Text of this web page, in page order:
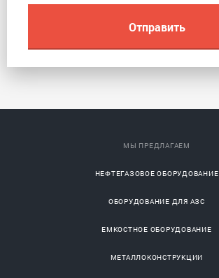
МЫ ПРЕДЛАГАЕМ
НЕФТЕГАЗОВОЕ ОБОРУДОВАНИЕ
ОБОРУДОВАНИЕ ДЛЯ АЗС
ЕМКОСТНОЕ ОБОРУДОВАНИЕ
МЕТАЛЛОКОНСТРУКЦИИ